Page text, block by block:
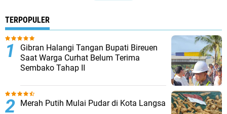
TERPOPULER
Gibran Halangi Tangan Bupati Bireuen
Saat Warga Curhat Belum Terima
Sembako Tahap II
Merah Putih Mulai Pudar di Kota Langsa